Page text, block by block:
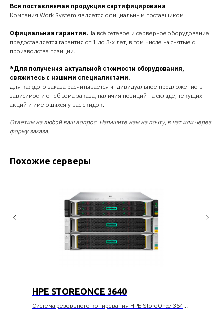
Вся поставляемая продукция сертифицирована
Компания Work System является официальным поставщиком
Официальная гарантия.На всё сетевое и серверное оборудование
предоставляется гарантия от 1 до 3-х лет, в том числе на снятые с
производства позиции.
*Для получения актуальной стоимости оборудования,
свяжитесь с нашими специалистами.
Для каждого заказа расчитывается индивидуальное предложение в
зависимости от объема заказа, наличия позиций на складе, текущих
акций и имеющихся у вас скидок.
Ответим на любой ваш вопрос. Напишите нам на почту, в чат или через
форму заказа.
Похожие серверы
HPE STOREONCE 3640
Система резервного копирования HPE StoreOnce 3640